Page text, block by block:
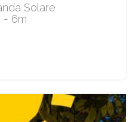
Solare
- 6m